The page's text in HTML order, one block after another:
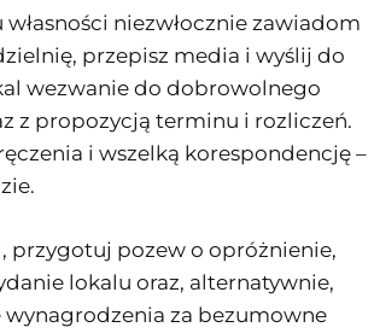
niezwłocznie zawiadom
przepisz media i wyślij do
wezwanie do dobrowolnego
z propozycją terminu i rozliczeń.
i wszelką korespondencję –
przygotuj pozew o opróżnienie,
lokalu oraz, alternatywnie,
wynagrodzenia za bezumowne